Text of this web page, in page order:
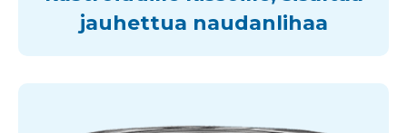
jauhettua naudanlihaa